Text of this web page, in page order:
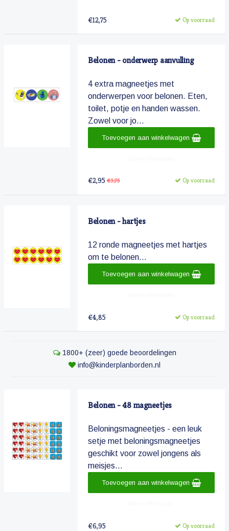
€12,75 Op voorraad
Belonen - onderwerp aanvulling
4 extra magneetjes met
onderwerpen voor belonen. Eten,
toilet, potje en handen wassen.
Zowel voor jo...
€2,95 €3,75 Op voorraad
Toevoegen aan winkelwagen
Belonen - hartjes
12 ronde magneetjes met hartjes
om te belonen...
€4,85 Op voorraad
Toevoegen aan winkelwagen
1800+ (zeer) goede beoordelingen
info@kinderplanborden.nl
Belonen - 48 magneetjes
Beloningsmagneetjes - een leuk
setje met beloningsmagneetjes
geschikt voor zowel jongens als
meisjes...
€6,95 Op voorraad
Toevoegen aan winkelwagen